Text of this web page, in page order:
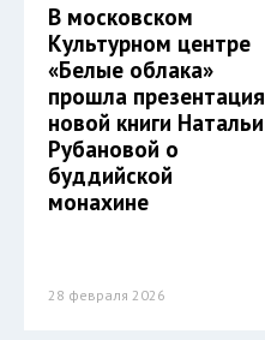
В московском
Культурном центре
«Белые облака»
прошла презентация
новой книги Натальи
Рубановой о
буддийской
монахине
28 февраля 2026